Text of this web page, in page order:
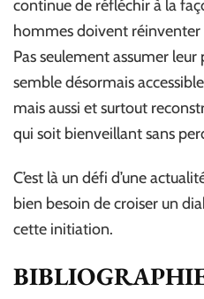
continue de réfléchir à la
hommes doivent
Pas seulement assumer
semble désormais
mais aussi et surtout
qui soit bienveillant sans
C’est là un défi d’une
bien besoin de croiser un
cette initiation.